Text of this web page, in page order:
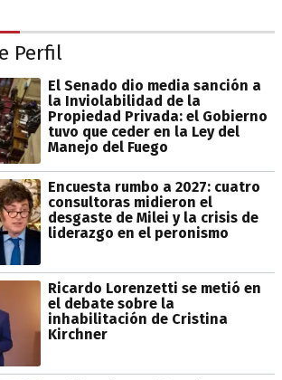
Perfil
El Senado dio media sanción a
la Inviolabilidad de la
Propiedad Privada: el Gobierno
tuvo que ceder en la Ley del
Manejo del Fuego
Encuesta rumbo a 2027: cuatro
consultoras midieron el
desgaste de Milei y la crisis de
liderazgo en el peronismo
Ricardo Lorenzetti se metió en
el debate sobre la
inhabilitación de Cristina
Kirchner